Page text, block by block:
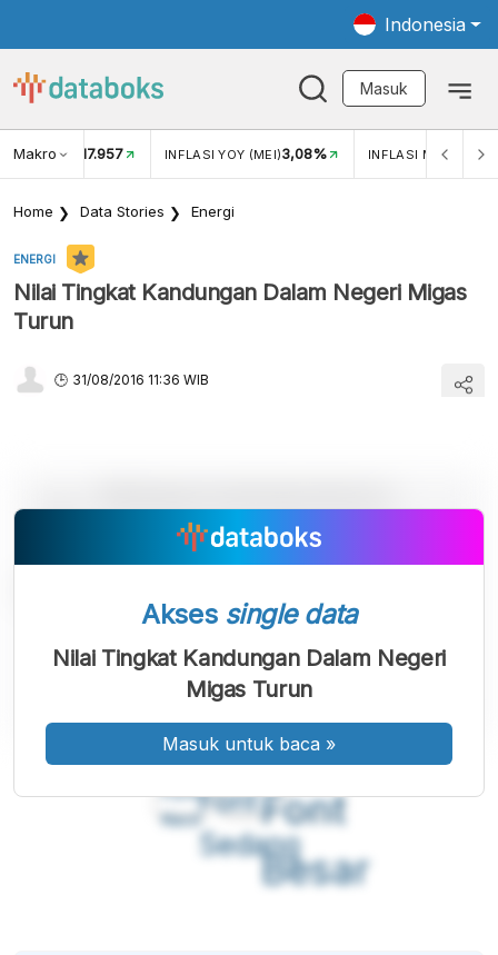
Indonesia
Masuk
Makro
USD/IDR 17.957 INFLASI YOY (MEI)3,08% INFLASI MOM (MEI)
Home Data Stories Energi
ENERGI
Nilai Tingkat Kandungan Dalam Negeri Migas
Turun
31/08/2016 11:36 WIB
Font
Kecil
Font
Sedang
Font
Besar
Akses single data
Nilai Tingkat Kandungan Dalam Negeri
Migas Turun
Masuk untuk baca »